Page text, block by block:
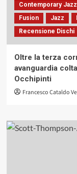
Contemporary Jazz
Fusion
Jazz
Recensione Dischi
Oltre la terza
avanguardia
Occhipinti
Francesco Cataldo